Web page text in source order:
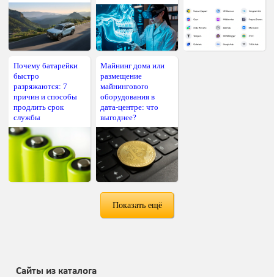
Почему батарейки
быстро
разряжаются: 7
причин и способы
продлить срок
службы
Майнинг дома или
размещение
майнингового
оборудования в
дата-центре: что
выгоднее?
Показать ещё
Сайты из каталога